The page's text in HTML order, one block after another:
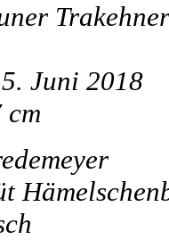
Trakehner
Juni 2018
cm